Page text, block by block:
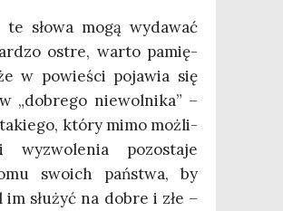
te sło­wa mogą wyda­wać
ostre, war­to pamię­
w powie­ści poja­wia się
„dobre­go nie­wol­ni­ka” –
któ­ry mimo moż­li­
wyzwo­le­nia pozo­sta­je
swo­ich pań­stwa, by
im słu­żyć na dobre i złe –